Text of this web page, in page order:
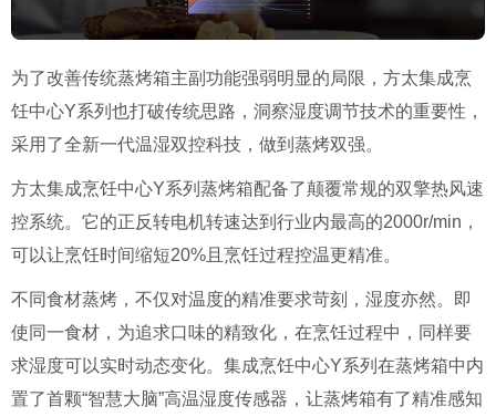
为了改善传统蒸烤箱主副功能强弱明显的局限，方太集成烹
饪中心Y系列也打破传统思路，洞察湿度调节技术的重要性，
采用了全新一代温湿双控科技，做到蒸烤双强。
方太集成烹饪中心Y系列蒸烤箱配备了颠覆常规的双擎热风速
控系统。它的正反转电机转速达到行业内最高的2000r/min，
可以让烹饪时间缩短20%且烹饪过程控温更精准。
不同食材蒸烤，不仅对温度的精准要求苛刻，湿度亦然。即
使同一食材，为追求口味的精致化，在烹饪过程中，同样要
求湿度可以实时动态变化。集成烹饪中心Y系列在蒸烤箱中内
置了首颗“智慧大脑”高温湿度传感器，让蒸烤箱有了精准感知